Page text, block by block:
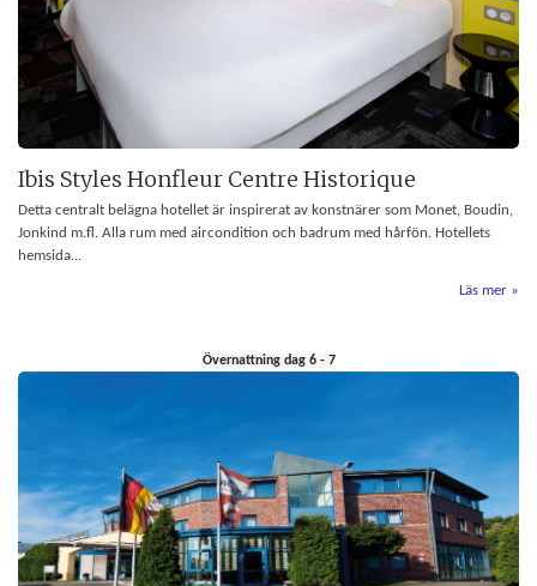
Ibis Styles Honfleur Centre Historique
Detta centralt belägna hotellet är inspirerat av konstnärer som Monet, Boudin,
Jonkind m.fl. Alla rum med aircondition och badrum med hårfön. Hotellets
hemsida...
Läs mer
Övernattning dag 6 - 7